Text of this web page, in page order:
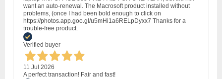
want an auto-renewal. The Macrosoft product installed without
problems, (once I had been bold enough to click on
https://photos.app.goo.gl/u5mHi1a6RELpDyxx7 Thanks for a
trouble-free product.
Verified buyer
11 Jul 2026
A perfect transaction! Fair and fast!